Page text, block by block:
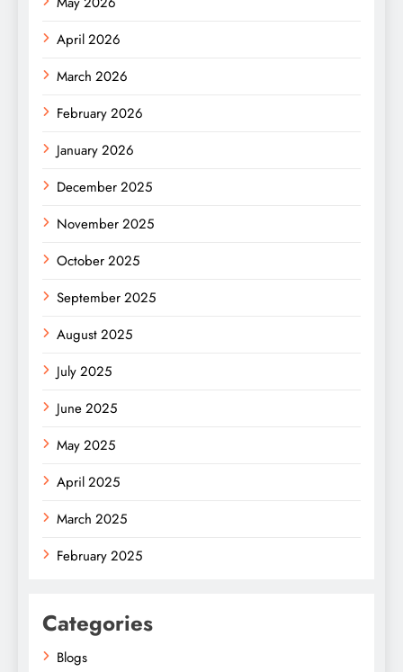
April 2026
March 2026
February 2026
January 2026
December 2025
November 2025
October 2025
September 2025
August 2025
July 2025
June 2025
May 2025
April 2025
March 2025
February 2025
Categories
Blogs